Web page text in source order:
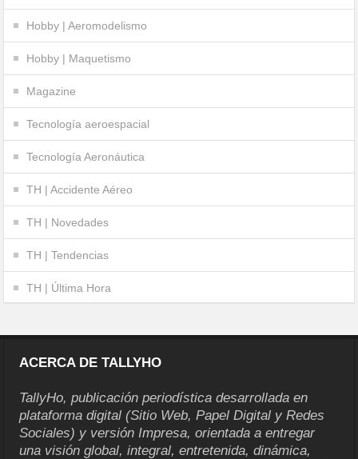
Hobby | Aeromodelismo
Hobby | Maquetismo
Magazine
Tecnología aeroespacial
Tecnología Aeronáutica
TH | Accidente Aéreo
TH | Novedades
TH | Tendencias
TH | Última Hora
ACERCA DE TALLYHO
TallyHo, publicación periodística desarrollada en
plataforma digital (Sitio Web, Papel Digital y Redes
Sociales) y versión Impresa, orientada a entregar
una visión global, integral, entretenida, dinámica,